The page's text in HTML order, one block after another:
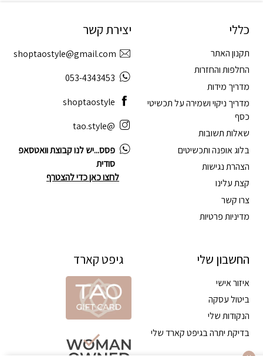
כללי
תקנון האתר
החלפות והחזרות
מדריך מידות
מדריך ניקוי ושמירה על תכשיטי
כסף
שאלות תשובות
בלוג אופנה ותכשיטים
הצהרת נגישות
קצת עלינו
צרו קשר
מדיניות פרטיות
החשבון שלי
איזור אישי
ביטול עסקה
הנקודות שלי
בדיקת יתרה בגיפט קארד שלי
יצירת קשר
shoptaostyle@gmail.com
053-4343453
shoptaostyle
@tao.style
פסס...יש לנו קבוצת וואטסאפ
סודית
לחצו כאן כדי להצטרף
גיפט קארד